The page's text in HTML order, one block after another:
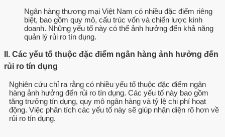
Ngân hàng thương mại Việt Nam có nhiều đặc điểm riêng
biệt, bao gồm quy mô, cấu trúc vốn và chiến lược kinh
doanh. Những yếu tố này có thể ảnh hưởng đến khả năng
quản lý rủi ro tín dụng.
II. Các yếu tố thuộc đặc điểm ngân hàng ảnh hưởng đến
rủi ro tín dụng
Nghiên cứu chỉ ra rằng có nhiều yếu tố thuộc đặc điểm ngân
hàng ảnh hưởng đến rủi ro tín dụng. Các yếu tố này bao gồm
tăng trưởng tín dụng, quy mô ngân hàng và tỷ lệ chi phí hoạt
động. Việc phân tích các yếu tố này sẽ giúp nhận diện rõ hơn về
rủi ro tín dụng.